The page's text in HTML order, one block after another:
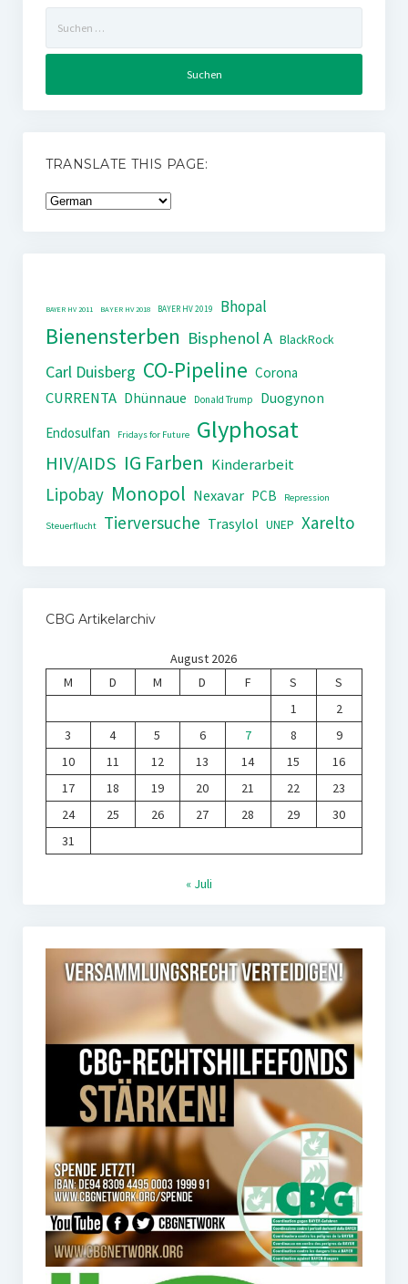
nach:
TRANSLATE THIS PAGE:
BAYER HV 2011 BAYER HV 2018 BAYER HV 2019 Bhopal
Bienensterben Bisphenol A BlackRock
Carl Duisberg CO-Pipeline Corona
CURRENTA Dhünnaue Donald Trump
Duogynon
Endosulfan
Fridays for Future Glyphosat
HIV/AIDS IG Farben Kinderarbeit
Lipobay Monopol Nexavar PCB Repression
Steuerflucht Tierversuche Trasylol UNEP Xarelto
CBG Artikelarchiv
August 2026
M
D M D F S
S
1
2
3
4 5 6 7 8
9
10
11 12 13 14 15
16
17
18 19 20 21 22
23
24
25 26 27 28 29
30
31
« Juli